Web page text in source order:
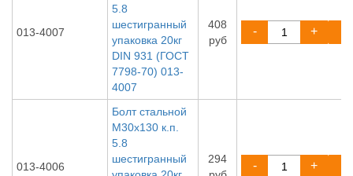
013-4007
5.8
шестигранный
упаковка 20кг
DIN 931 (ГОСТ
7798-70) 013-
4007
408
руб
- +
013-4006
Болт стальной
М30х130 к.п.
5.8
шестигранный
294
- +